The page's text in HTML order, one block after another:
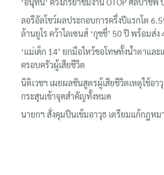
ลอรีอัลโชว์ผลประกอบการครึ่งปีแรกโต
ล้านยูโร คว้าไลเซนส์ ‘กุชชี่’ 50 ปี พร้อมส่
‘แม่เด็ก 14’ ยกมือไหว้ขอโทษทั้งน้ำตาและ
ครอบครัวผู้เสียชีวิต
นิติเวชฯ เผยผลชันสูตรผู้เสียชีวิตเหตุใช้อาวุ
กระสุนเข้าจุดสำคัญทั้งหมด
นายกฯ สั่งคุมปืนเข้มอาวุธ เตรียมแก้กฎหม